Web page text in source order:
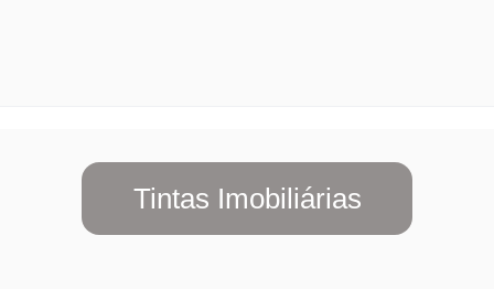
Tintas Imobiliárias